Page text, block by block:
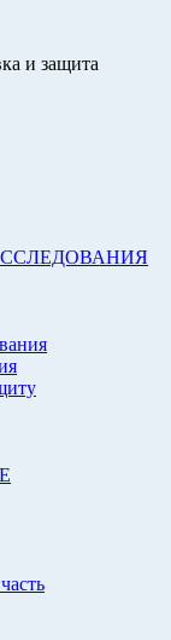
и защита